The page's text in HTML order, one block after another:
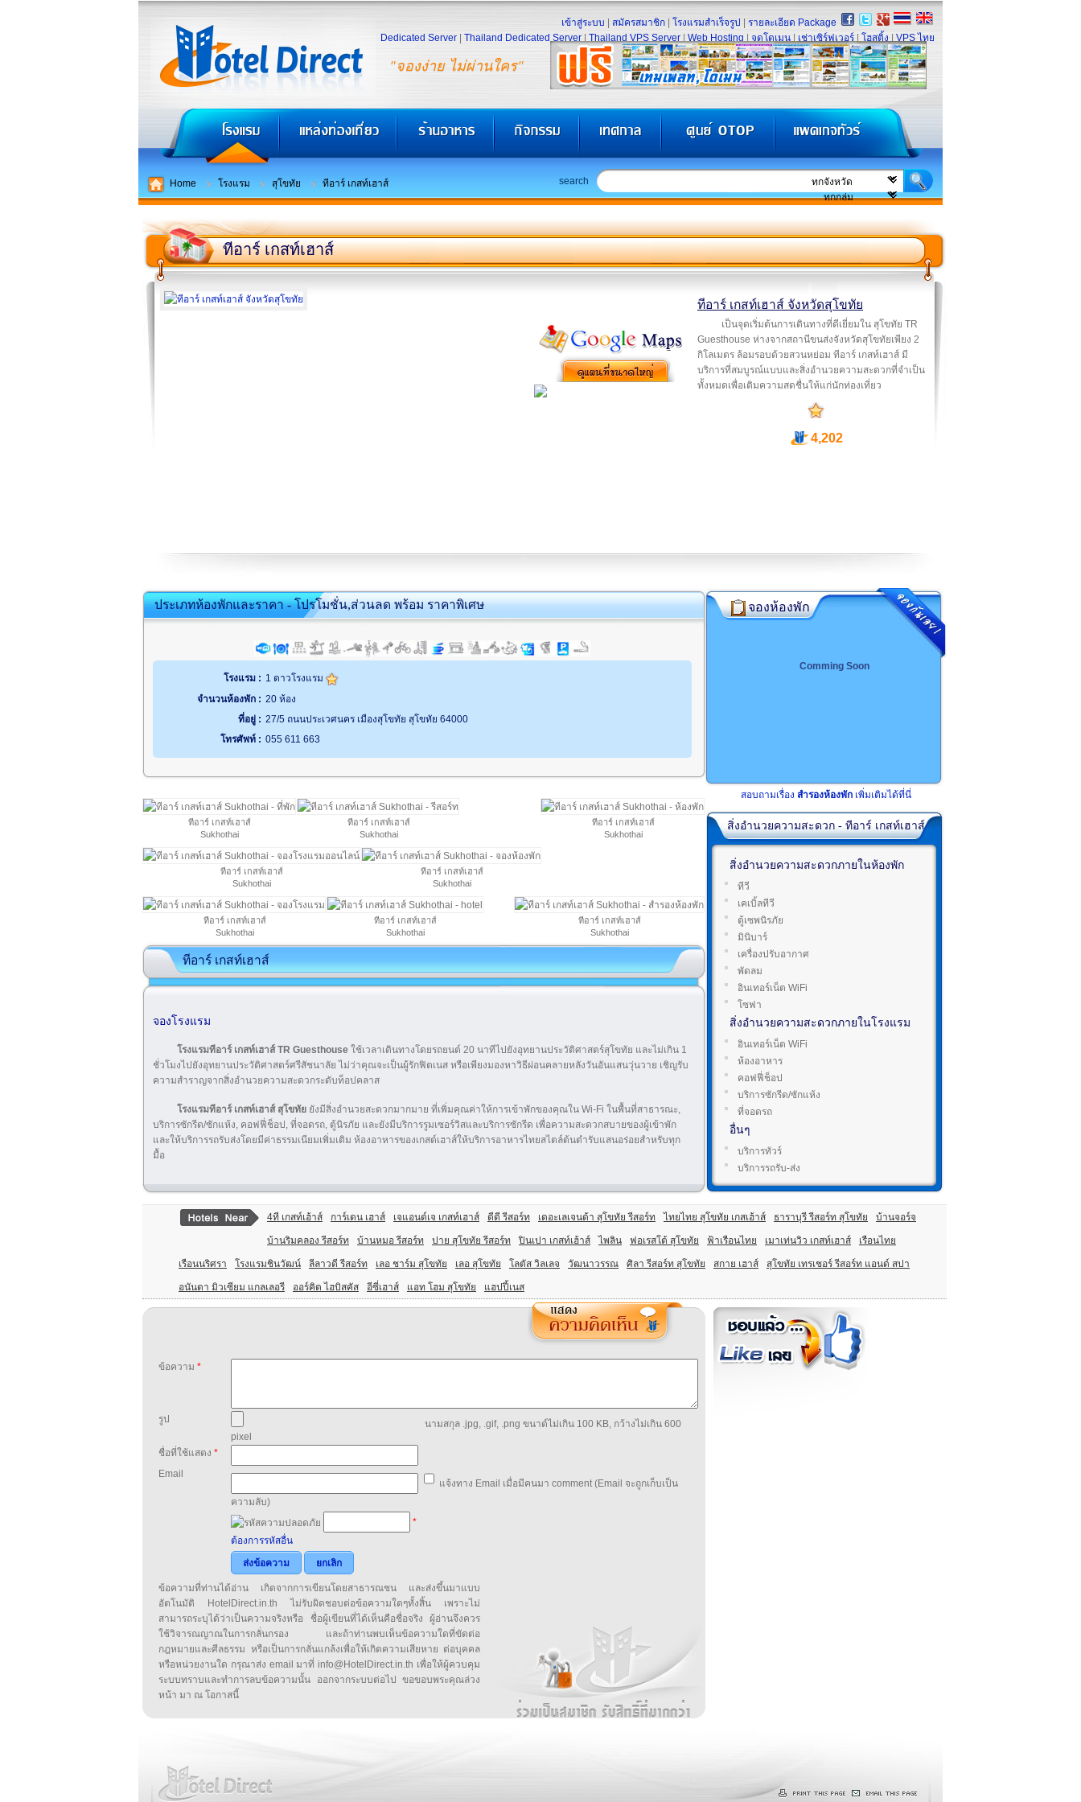
"จองง่าย ไม่ผ่านใคร"
เข้าสู่ระบบ สมัครสมาชิก โรงแรมสำเร็จรูป
รายละเอียด Package
Dedicated Server
Thailand Dedicated Server Thailand VPS Server Web Hosting จดโดเมน เช่าเซิร์ฟเวอร์ โฮสติ้ง VPS ไทย
Home โรงแรม สุโขทัย ทีอาร์ เกสท์เฮาส์ search
ทีอาร์ เกสท์เฮาส์
ทีอาร์ เกสท์เฮาส์ จังหวัดสุโขทัย
เป็นจุดเริ่มต้นการเดินทางที่ดีเยี่ยมใน สุโขทัย TR
Guesthouse ห่างจากสถานีขนส่งจังหวัดสุโขทัยเพียง 2
กิโลเมตร ล้อมรอบด้วยสวนหย่อม ทีอาร์ เกสท์เฮาส์ มี
บริการที่สมบูรณ์แบบและสิ่งอำนวยความสะดวกที่จำเป็น
ทั้งหมดเพื่อเติมความสดชื่นให้แก่นักท่องเที่ยว
4,202
ประเภทห้องพักและราคา - โปรโมชั่น,ส่วนลด พร้อม ราคาพิเศษ
โรงแรม : 1 ดาวโรงแรม
จำนวนห้องพัก : 20 ห้อง
ที่อยู่ : 27/5 ถนนประเวศนคร เมืองสุโขทัย สุโขทัย 64000
โทรศัพท์ : 055 611 663
ทีอาร์ เกสท์เฮาส์
Sukhothai
ทีอาร์ เกสท์เฮาส์
Sukhothai
ทีอาร์ เกสท์เฮาส์
Sukhothai
ทีอาร์ เกสท์เฮาส์
Sukhothai
ทีอาร์ เกสท์เฮาส์
Sukhothai
ทีอาร์ เกสท์เฮาส์
Sukhothai
ทีอาร์ เกสท์เฮาส์
Sukhothai
ทีอาร์ เกสท์เฮาส์
Sukhothai
ทีอาร์ เกสท์เฮาส์
จองโรงแรม
โรงแรมทีอาร์ เกสท์เฮาส์ TR Guesthouse ใช้เวลาเดินทางโดยรถยนต์ 20 นาทีไปยังอุทยานประวัติศาสตร์สุโขทัย และไม่เกิน 1
ชั่วโมงไปยังอุทยานประวัติศาสตร์ศรีสัชนาลัย ไม่ว่าคุณจะเป็นผู้รักฟิตเนส หรือเพียงมองหาวิธีผ่อนคลายหลังวันอันแสนวุ่นวาย เชิญรับ
ความสำราญจากสิ่งอำนวยความสะดวกระดับท็อปคลาส
โรงแรมทีอาร์ เกสท์เฮาส์ สุโขทัย ยังมีสิ่งอำนวยสะดวกมากมาย ที่เพิ่มคุณค่าให้การเข้าพักของคุณใน Wi-Fi ในพื้นที่สาธารณะ,
บริการซักรีด/ซักแห้ง, คอฟฟี่ช็อป, ที่จอดรถ, ตู้นิรภัย และยังมีบริการรูมเซอร์วิสและบริการซักรีด เพื่อความสะดวกสบายของผู้เข้าพัก
และให้บริการรถรับส่งโดยมีค่าธรรมเนียมเพิ่มเติม ห้องอาหารของเกสต์เฮาส์ให้บริการอาหารไทยสไตล์ต้นตำรับแสนอร่อยสำหรับทุก
มื้อ
จองห้องพัก
Comming Soon
สอบถามเรื่อง สำรองห้องพัก เพิ่มเติมได้ที่นี่
สิ่งอำนวยความสะดวก - ทีอาร์ เกสท์เฮาส์
สิ่งอำนวยความสะดวกภายในห้องพัก
ทีวี
เคเบิ้ลทีวี
ตู้เซพนิรภัย
มินิบาร์
เครื่องปรับอากาศ
พัดลม
อินเทอร์เน็ต WiFi
โซฟา
สิ่งอำนวยความสะดวกภายในโรงแรม
อินเทอร์เน็ต WiFi
ห้องอาหาร
คอฟฟี่ช็อป
บริการซักรีด/ซักแห้ง
ที่จอดรถ
อื่นๆ
บริการทัวร์
บริการรถรับ-ส่ง
4ที เกสท์เฮ้าส์ การ์เดน เฮาส์ เจแอนด์เจ เกสท์เฮาส์ ดีดี รีสอร์ท เดอะเลเจนด้า สุโขทัย รีสอร์ท ไทยไทย สุโขทัย เกสเฮ้าส์ ธาราบุรี รีสอร์ท สุโขทัย บ้านจอร์จ
บ้านริมคลอง รีสอร์ท บ้านหมอ รีสอร์ท ปาย สุโขทัย รีสอร์ท ปินเปา เกสท์เฮ้าส์ ไพลิน ฟอเรสโต้ สุโขทัย ฟ้าเรือนไทย เมาเท่นวิว เกสท์เฮาส์ เรือนไทย
เรือนนริศรา โรงแรมชินวัฒน์ ลีลาวดี รีสอร์ท เลอ ชาร์ม สุโขทัย เลอ สุโขทัย โลตัส วิลเลจ วัฒนาวรรณ ศิลา รีสอร์ท สุโขทัย สกาย เฮาส์ สุโขทัย เทรเชอร์ รีสอร์ท แอนด์ สปา
อนันดา มิวเซียม แกลเลอรี ออร์คิด ไฮบิสคัส อีซี่เฮาส์ แอท โฮม สุโขทัย แฮปปี้เนส
ข้อความ *
รูป
นามสกุล .jpg, .gif, .png ขนาด์ไม่เกิน 100 KB, กว้างไม่เกิน 600
pixel
ชื่อที่ใช้แสดง *
Email
แจ้งทาง Email เมื่อมีคนมา comment (Email จะถูกเก็บเป็น
ความลับ)
*
ต้องการรหัสอื่น
ส่งข้อความ
ยกเลิก
ข้อความที่ท่านได้อ่าน เกิดจากการเขียนโดยสาธารณชน และส่งขึ้นมาแบบ
อัตโนมัติ HotelDirect.in.th ไม่รับผิดชอบต่อข้อความใดๆทั้งสิ้น เพราะไม่
สามารถระบุได้ว่าเป็นความจริงหรือ ชื่อผู้เขียนที่ได้เห็นคือชื่อจริง ผู้อ่านจึงควร
ใช้วิจารณญาณในการกลั่นกรอง และถ้าท่านพบเห็นข้อความใดที่ขัดต่อ
กฎหมายและศีลธรรม หรือเป็นการกลั่นแกล้งเพื่อให้เกิดความเสียหาย ต่อบุคคล
หรือหน่วยงานใด กรุณาส่ง email มาที่ info@HotelDirect.in.th เพื่อให้ผู้ควบคุม
ระบบทราบและทำการลบข้อความนั้น ออกจากระบบต่อไป ขอขอบพระคุณล่วง
หน้า มา ณ โอกาสนี้